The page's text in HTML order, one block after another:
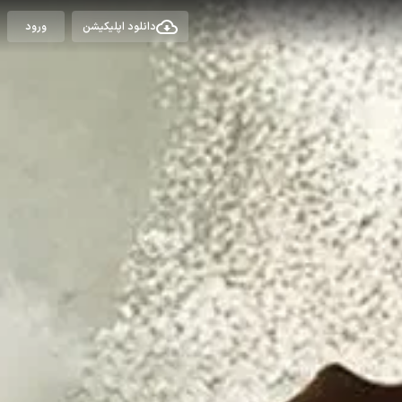
دانلود اپلیکیشن ورود